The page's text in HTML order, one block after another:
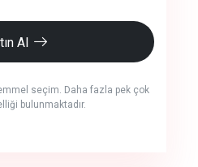
Al
seçim. Daha fazla pek çok
bulunmaktadır.